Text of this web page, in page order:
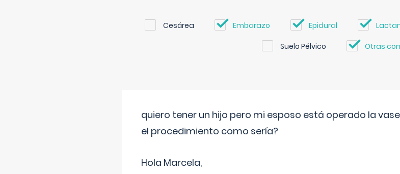
Cesárea Embarazo Epidural
Suelo Pélvico Otras
quiero tener un hijo pero mi esposo está operado la
el procedimiento como sería?
Hola Marcela,